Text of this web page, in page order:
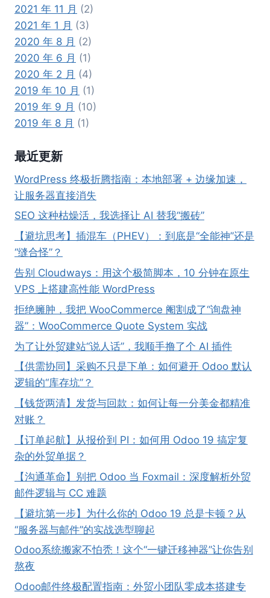
2021 年 11 月 (2)
2021 年 1 月 (3)
2020 年 8 月 (2)
2020 年 6 月 (1)
2020 年 2 月 (4)
2019 年 10 月 (1)
2019 年 9 月 (10)
2019 年 8 月 (1)
最近更新
WordPress 终极折腾指南：本地部署 + 边缘加速，
让服务器直接消失
SEO 这种枯燥活，我选择让 AI 替我“搬砖”
【避坑思考】插混车（PHEV）：到底是“全能神”还是
“缝合怪”？
告别 Cloudways：用这个极简脚本，10 分钟在原生
VPS 上搭建高性能 WordPress
拒绝臃肿，我把 WooCommerce 阉割成了“询盘神
器”：WooCommerce Quote System 实战
为了让外贸建站“说人话”，我顺手撸了个 AI 插件
【供需协同】采购不只是下单：如何避开 Odoo 默认
逻辑的“库存坑”？
【钱货两清】发货与回款：如何让每一分美金都精准
对账？
【订单起航】从报价到 PI：如何用 Odoo 19 搞定复
杂的外贸单据？
【沟通革命】别把 Odoo 当 Foxmail：深度解析外贸
邮件逻辑与 CC 难题
【避坑第一步】为什么你的 Odoo 19 总是卡顿？从
“服务器与邮件”的实战选型聊起
Odoo系统搬家不怕秃！这个“一键迁移神器”让你告别
熬夜
Odoo邮件终极配置指南：外贸小团队零成本搭建专